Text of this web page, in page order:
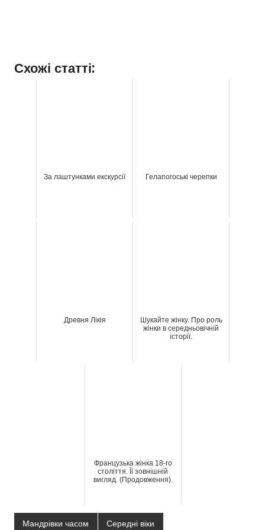
Схожі статті:
За лаштунками екскурсії Гелапогоські черепки
Древня Лікія
Шукайте жінку. Про роль
жінки в середньовічній
історії.
Французька жінка 18-го
століття. Її зовнішній
вигляд. (Продовження).
Мандрівки часом Середні віки